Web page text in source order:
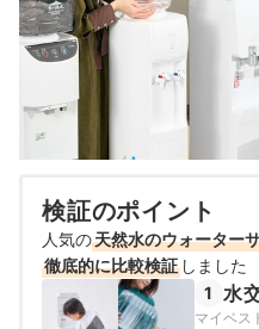
検証のポイント
人気の天然水のウォーター
徹底的に比較検証 しました
1 水
マイベス